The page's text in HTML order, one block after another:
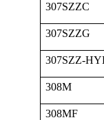
307SZZC
307SZZG
307SZZ-
308M
308MF